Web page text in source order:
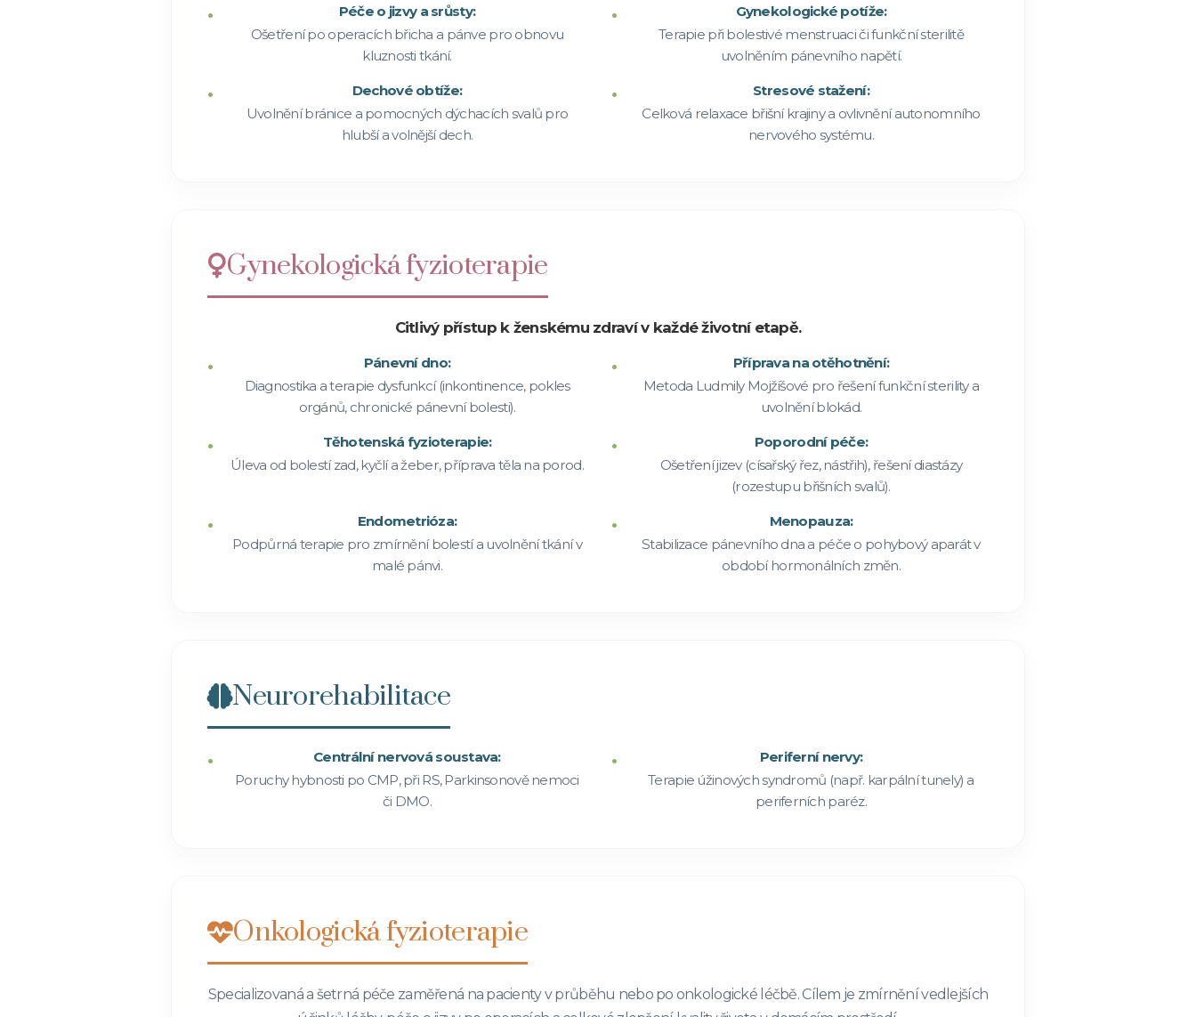
Péče o jizvy a srůsty:
Ošetření po operacích břicha a pánve pro obnovu
kluznosti tkání.
Gynekologické potíže:
Terapie při bolestivé menstruaci či funkční sterilitě
uvolněním pánevního napětí.
Dechové obtíže:
Uvolnění bránice a pomocných dýchacích svalů pro
hlubší a volnější dech.
Stresové stažení:
Celková relaxace břišní krajiny a ovlivnění autonomního
nervového systému.
Gynekologická fyzioterapie
Citlivý přístup k ženskému zdraví v každé životní etapě.
Pánevní dno:
Diagnostika a terapie dysfunkcí (inkontinence, pokles
orgánů, chronické pánevní bolesti).
Příprava na otěhotnění:
Metoda Ludmily Mojžíšové pro řešení funkční sterility a
uvolnění blokád.
Těhotenská fyzioterapie:
Úleva od bolestí zad, kyčlí a žeber, příprava těla na porod.
Poporodní péče:
Ošetření jizev (císařský řez, nástřih), řešení diastázy
(rozestupu břišních svalů).
Endometrióza:
Podpůrná terapie pro zmírnění bolestí a uvolnění tkání v
malé pánvi.
Menopauza:
Stabilizace pánevního dna a péče o pohybový aparát v
období hormonálních změn.
Neurorehabilitace
Centrální nervová soustava:
Poruchy hybnosti po CMP, při RS, Parkinsonově nemoci
či DMO.
Periferní nervy:
Terapie úžinových syndromů (např. karpální tunely) a
periferních paréz.
Onkologická fyzioterapie
Specializovaná a šetrná péče zaměřená na pacienty v průběhu nebo po onkologické léčbě. Cílem je zmírnění vedlejších